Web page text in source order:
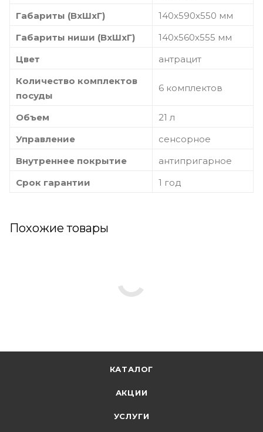
Габариты (ВхШхГ)
140х590х550 мм
Габариты ниши (ВхШхГ)
140х560х555 мм
Цвет
антрацит
Количество комплектов
посуды
6 комплектов
Объем
21 л
Управление
сенсорное
Внутреннее покрытие
антипригарное
Срок гарантии
1 год
Похожие товары
КАТАЛОГ
АКЦИИ
УСЛУГИ